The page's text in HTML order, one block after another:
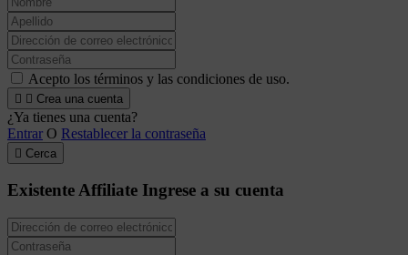
Acepto los términos y las condiciones de uso.
  Crea una cuenta
¿Ya tienes una cuenta?
Entrar O Restablecer la contraseña
 Cerca
Existente Affiliate Ingrese a su cuenta